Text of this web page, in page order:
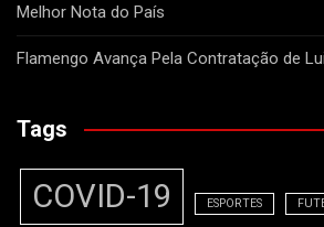
Melhor Nota do País
Flamengo Avança Pela Contratação de
Tags
COVID-19 ESPORTES